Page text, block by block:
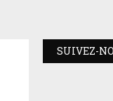
SUIVEZ-